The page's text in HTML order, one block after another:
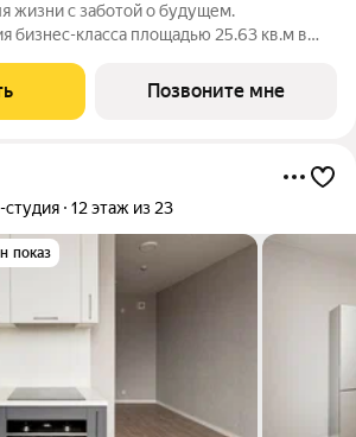
жизни с заботой о будущем.
бизнес-класса площадью 25.63 кв.м в
Парк".Проект строится полностью с
ламинат, обои
Позвоните мне
12 этаж из 23
показ